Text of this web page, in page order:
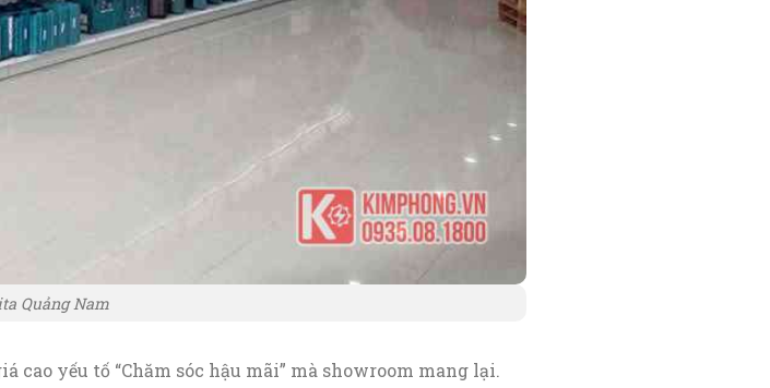
Quảng Nam
cao yếu tố “Chăm sóc hậu mãi” mà showroom mang lại.